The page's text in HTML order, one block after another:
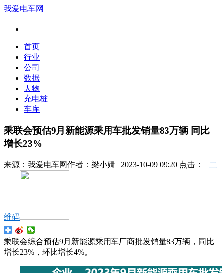
我爱电车网
首页
行业
公司
数据
人物
充电桩
车库
乘联会预估9月新能源乘用车批发销量83万辆 同比
增长23%
来源： 我爱电车网作者： 梁小婧 2023-10-09 09:20 点击： 二
维码
乘联会综合预估9月新能源乘用车厂商批发销量83万辆，同比
增长23%，环比增长4%。